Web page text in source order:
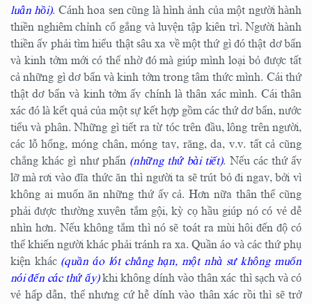
luân hồi). Cánh hoa sen cũng là hình ảnh của một người hành
thiền nghiêm chỉnh cố gắng và luyện tập kiên trì. Người hành
thiền ấy phải tìm hiểu thật sâu xa về một thứ gì đó thật dơ bẩn
và kinh tởm mới có thể nhờ đó mà giúp mình loại bỏ được tất
cả những gì dơ bẩn và kinh tởm trong tâm thức mình. Cái thứ
thật dơ bẩn và kinh tởm ấy chính là thân xác mình. Cái thân
xác đó là kết quả của một sự kết hợp gồm các thứ dơ bẩn, nước
tiểu và phân. Những gì tiết ra từ tóc trên đầu, lông trên người,
các lỗ hổng, móng chân, móng tay, răng, da, v.v. tất cả cũng
chẳng khác gì như phẩn (những thứ bài tiết). Nếu các thứ ấy
lỡ mà rơi vào đĩa thức ăn thì người ta sẽ trút bỏ đi ngay, bởi vì
không ai muốn ăn những thứ ấy cả. Hơn nữa thân thể cũng
phải được thường xuyên tắm gội, kỳ cọ hầu giúp nó có vẻ dễ
nhìn hơn. Nếu không tắm thì nó sẽ toát ra mùi hôi đến độ có
thể khiến người khác phải tránh ra xa. Quần áo và các thứ phụ
kiện khác (quần áo lót chẳng hạn, một nhà sư không muốn
nói đến các thứ ấy)khi không dính vào thân xác thì sạch và có
vẻ hấp dẫn, thế nhưng cứ hễ dính vào thân xác rồi thì sẽ trở